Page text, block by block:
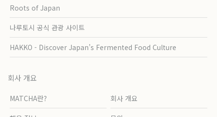
Roots of Japan
나루토시 공식 관광 사이트
HAKKO - Discover Japan’s Fermented Food Culture
회사 개요
MATCHA란? 회사 개요